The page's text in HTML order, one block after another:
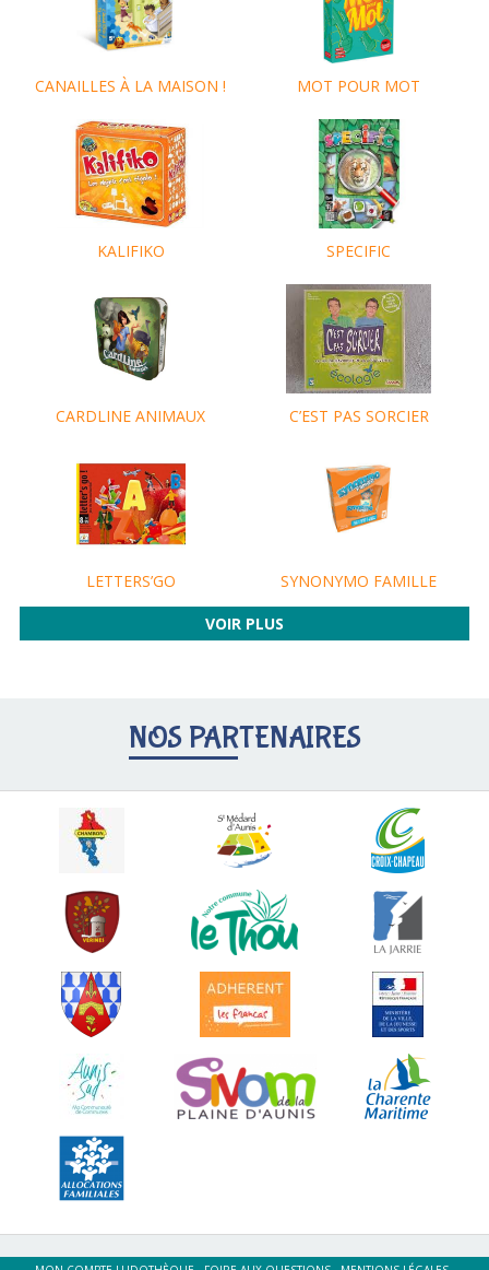
CANAILLES À LA MAISON ! MOT POUR MOT
KALIFIKO SPECIFIC
CARDLINE ANIMAUX C’EST PAS SORCIER
LETTERS’GO SYNONYMO FAMILLE
VOIR PLUS
NOS PARTENAIRES